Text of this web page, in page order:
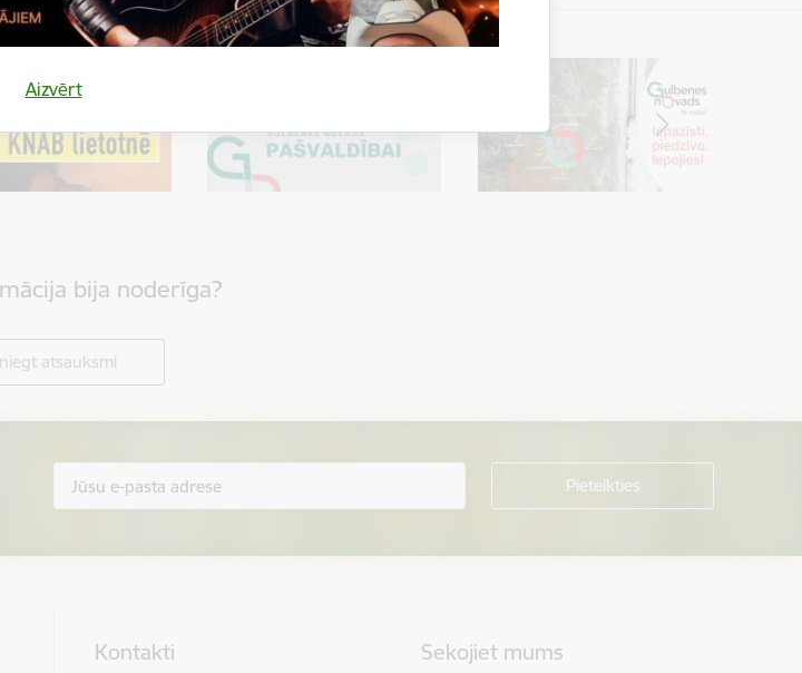
Aizvērt
bija noderīga?
atsauksmi
Kontakti Sekojiet mums